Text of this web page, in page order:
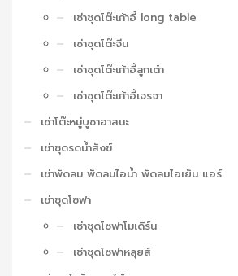
เช่าชุดโต๊ะเก้าอี้ long table
เช่าชุดโต๊ะจีน
เช่าชุดโต๊ะเก้าอี้ลูกเต๋า
เช่าชุดโต๊ะเก้าอี้เจรจา
เช่าโต๊ะหมู่บูชาอาสนะ
เช่าชุดรดน้ำสังข์
เช่าพัดลม พัดลมไอน้ำ พัดลมไอเย็น แอร์
เช่าชุดโซฟา
เช่าชุดโซฟาโมเดิร์น
เช่าชุดโซฟาหลุยส์